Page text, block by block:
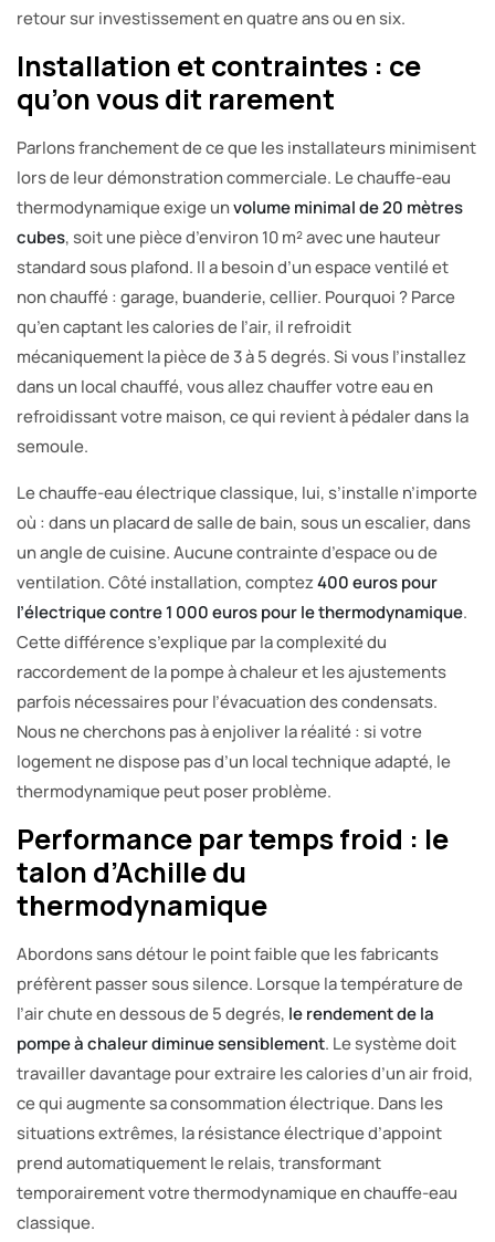
retour sur investissement en quatre ans ou en six.
Installation et contraintes : ce
qu’on vous dit rarement
Parlons franchement de ce que les installateurs minimisent
lors de leur démonstration commerciale. Le chauffe-eau
thermodynamique exige unvolume minimal de 20 mètres
cubes, soit une pièce d’environ 10 m² avec une hauteur
standard sous plafond. Il a besoin d’un espace ventilé et
non chauffé : garage, buanderie, cellier. Pourquoi ? Parce
qu’en captant les calories de l’air, il refroidit
mécaniquement la pièce de 3 à 5 degrés. Si vous l’installez
dans un local chauffé, vous allez chauffer votre eau en
refroidissant votre maison, ce qui revient à pédaler dans la
semoule.
Le chauffe-eau électrique classique, lui, s’installe n’importe
où : dans un placard de salle de bain, sous un escalier, dans
un angle de cuisine. Aucune contrainte d’espace ou de
ventilation. Côté installation, comptez400 euros pour
l’électrique contre 1 000 euros pour le thermodynamique.
Cette différence s’explique par la complexité du
raccordement de la pompe à chaleur et les ajustements
parfois nécessaires pour l’évacuation des condensats.
Nous ne cherchons pas à enjoliver la réalité : si votre
logement ne dispose pas d’un local technique adapté, le
thermodynamique peut poser problème.
Performance par temps froid : le
talon d’Achille du
thermodynamique
Abordons sans détour le point faible que les fabricants
préfèrent passer sous silence. Lorsque la température de
l’air chute en dessous de 5 degrés, le rendement de la
pompe à chaleur diminue sensiblement. Le système doit
travailler davantage pour extraire les calories d’un air froid,
ce qui augmente sa consommation électrique. Dans les
situations extrêmes, la résistance électrique d’appoint
prend automatiquement le relais, transformant
temporairement votre thermodynamique en chauffe-eau
classique.